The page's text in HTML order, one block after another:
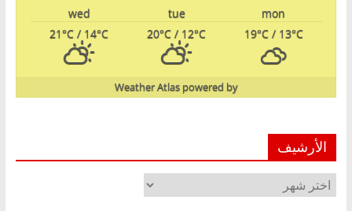
mon
tue
wed
19°C/ 13°C
20°C / 12°C
21°C / 14°C
powered by
Weather Atlas
الأرشيف
الأرشيف